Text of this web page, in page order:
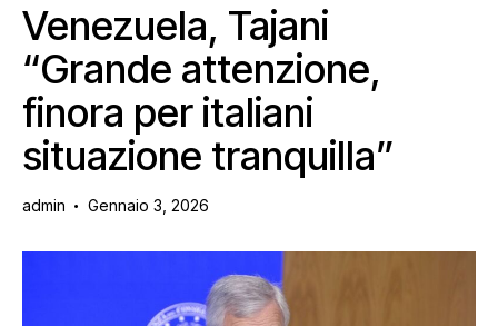
Venezuela, Tajani
“Grande attenzione,
finora per italiani
situazione tranquilla”
admin Gennaio 3, 2026